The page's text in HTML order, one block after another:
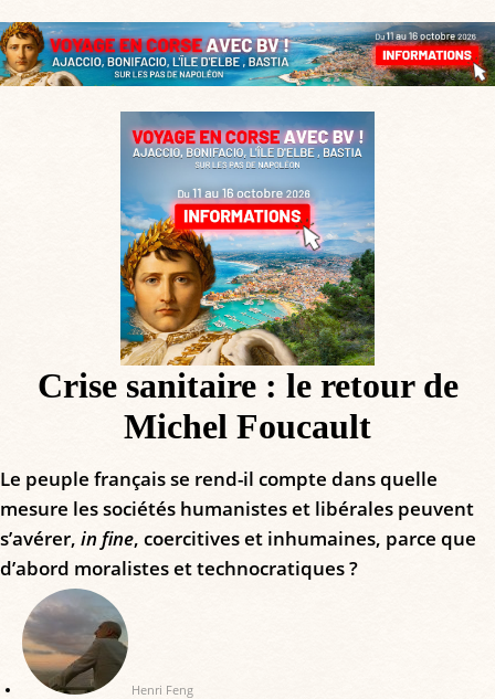
Crise sanitaire : le retour de
Michel Foucault
Le peuple français se rend-il compte dans quelle
mesure les sociétés humanistes et libérales peuvent
s’avérer, in fine, coercitives et inhumaines, parce que
d’abord moralistes et technocratiques ?
Henri Feng